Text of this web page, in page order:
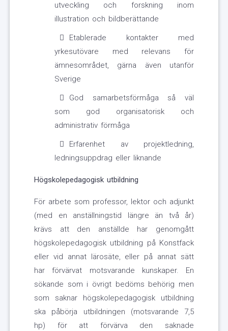
utveckling och forskning inom
illustration och bildberättande
Etablerade kontakter med
yrkesutövare med relevans för
ämnesområdet, gärna även utanför
Sverige
God samarbetsförmåga så väl
som god organisatorisk och
administrativ förmåga
Erfarenhet av projektledning,
ledningsuppdrag eller liknande
Högskolepedagogisk utbildning
För arbete som professor, lektor och adjunkt
(med en anställningstid längre än två år)
krävs att den anställde har genomgått
högskolepedagogisk utbildning på Konstfack
eller vid annat lärosäte, eller på annat sätt
har förvärvat motsvarande kunskaper. En
sökande som i övrigt bedöms behörig men
som saknar högskolepedagogisk utbildning
ska påbörja utbildningen (motsvarande 7,5
hp) för att förvärva den saknade